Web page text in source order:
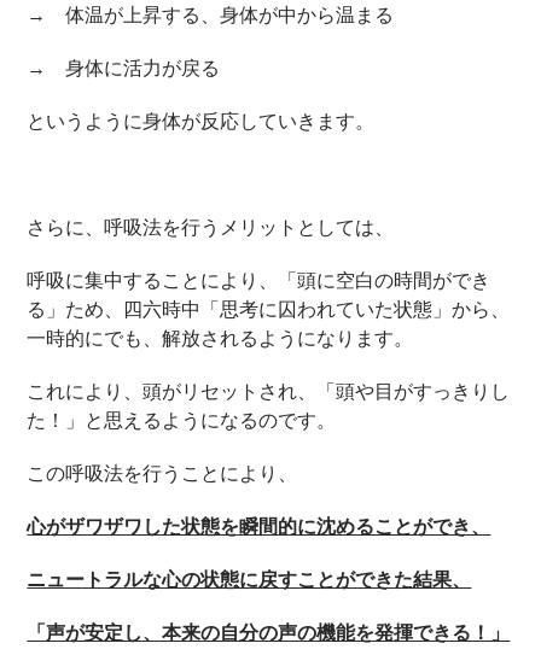
→ 体温が上昇する、身体が中から温まる
→ 身体に活力が戻る
というように身体が反応していきます。
さらに、呼吸法を行うメリットとしては、
呼吸に集中することにより、「頭に空白の時間ができ
る」ため、四六時中「思考に囚われていた状態」から、
一時的にでも、解放されるようになります。
これにより、頭がリセットされ、「頭や目がすっきりし
た！」と思えるようになるのです。
この呼吸法を行うことにより、
心がザワザワした状態を瞬間的に沈めることができ、
ニュートラルな心の状態に戻すことができた結果、
「声が安定し、本来の自分の声の機能を発揮できる！」